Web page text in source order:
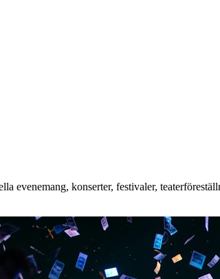
evenemang, konserter, festivaler,